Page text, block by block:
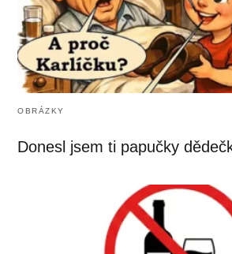
OBRÁZKY
Donesl jsem ti papučky